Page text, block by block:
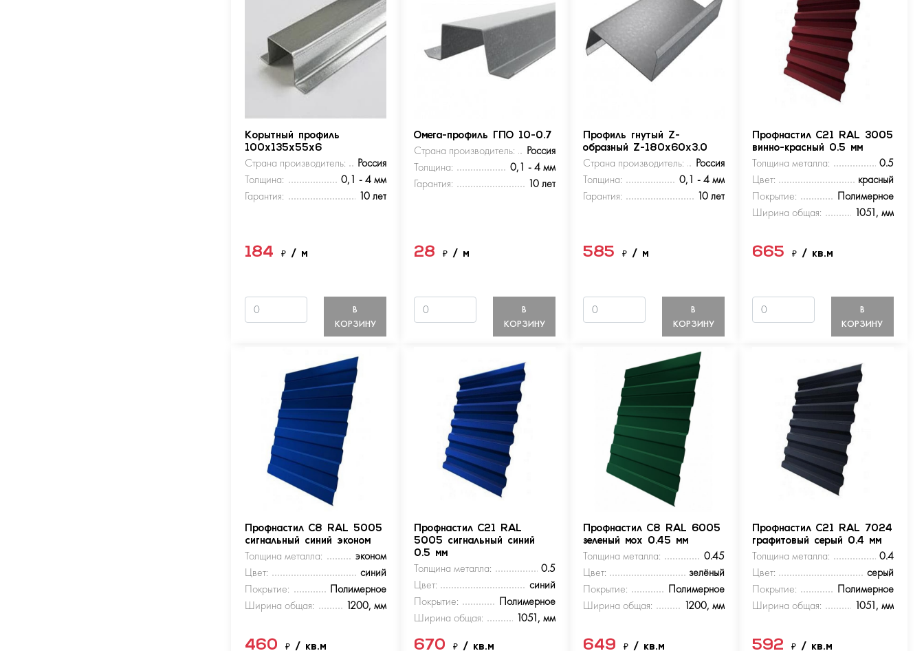
Корытный профиль
100х135х55х6
Страна производитель:
Россия
Толщина:
0,1 - 4 мм
Гарантия:
10 лет
184₽/ м
В
КОРЗИНУ
Омега-профиль ГПО 10-0.7
Страна производитель:
Россия
Толщина:
0,1 - 4 мм
Гарантия:
10 лет
28₽/ м
В
КОРЗИНУ
Профиль гнутый Z-
образный Z-180х60х3.0
Страна производитель:
Россия
Толщина:
0,1 - 4 мм
Гарантия:
10 лет
585₽/ м
В
КОРЗИНУ
Профнастил С21 RAL 3005
винно-красный 0.5 мм
Толщина металла:
0.5
Цвет:
красный
Покрытие:
Полимерное
Ширина общая:
1051, мм
665 ₽ / кв.м
В
КОРЗИНУ
Профнастил С8 RAL 5005
сигнальный синий эконом
Толщина металла:
эконом
Цвет:
синий
Покрытие:
Полимерное
Ширина общая:
1200, мм
460₽/ кв.м
Профнастил С21 RAL
5005 сигнальный синий
0.5 мм
Толщина металла:
0.5
Цвет:
синий
Покрытие:
Полимерное
Ширина общая:
1051, мм
670₽/ кв.м
Профнастил С8 RAL 6005
зеленый мох 0.45 мм
Толщина металла:
0.45
Цвет:
зелёный
Покрытие:
Полимерное
Ширина общая:
1200, мм
649₽/ кв.м
Профнастил С21 RAL 7024
графитовый серый 0.4 мм
Толщина металла:
0.4
Цвет:
серый
Покрытие:
Полимерное
Ширина общая:
1051, мм
592 ₽ / кв.м